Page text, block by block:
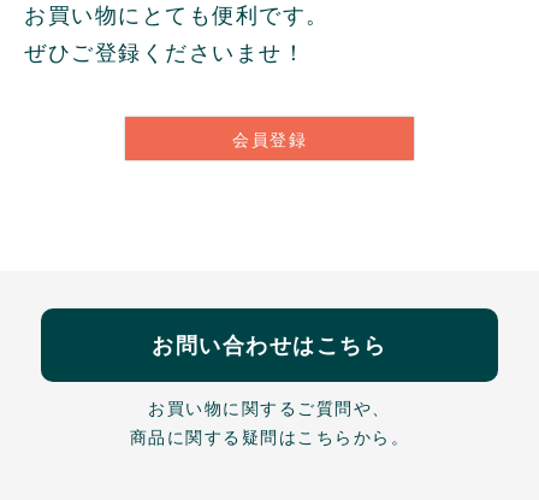
お買い物にとても便利です。
ぜひご登録くださいませ！
会員登録
お問い合わせはこちら
お買い物に関するご質問や、
商品に関する疑問はこちらから。